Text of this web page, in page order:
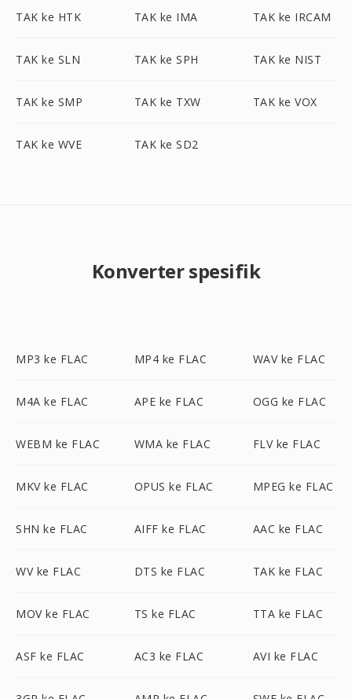
TAK ke HTK TAK ke IMA TAK ke IRCAM
TAK ke SLN TAK ke SPH TAK ke NIST
TAK ke SMP TAK ke TXW TAK ke VOX
TAK ke WVE TAK ke SD2
Konverter spesifik
MP3 ke FLAC MP4 ke FLAC WAV ke FLAC
M4A ke FLAC APE ke FLAC OGG ke FLAC
WEBM ke FLAC WMA ke FLAC FLV ke FLAC
MKV ke FLAC OPUS ke FLAC MPEG ke FLAC
SHN ke FLAC AIFF ke FLAC AAC ke FLAC
WV ke FLAC DTS ke FLAC TAK ke FLAC
MOV ke FLAC TS ke FLAC TTA ke FLAC
ASF ke FLAC AC3 ke FLAC AVI ke FLAC